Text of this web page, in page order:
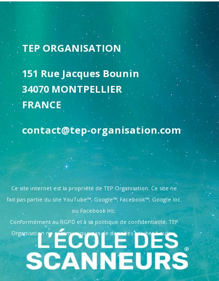
TEP ORGANISATION
151 Rue Jacques Bounin
34070 MONTPELLIER
FRANCE
contact@tep-organisation.com
Ce site internet est la propriété de TEP Organisation. Ce site ne
fait pas partie du site YouTube™, Google™, Facebook™, Google Inc.
ou Facebook Inc.
Conformément au RGPD et à sa politique de confidentialité, TEP
Organisation ne communique pas de données privées à autrui.